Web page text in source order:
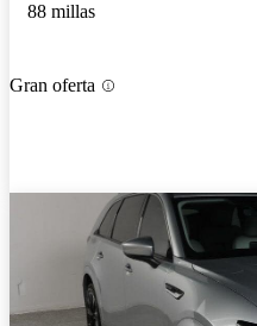
88 millas
Gran oferta